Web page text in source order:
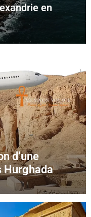
en
d’une
Hurghada